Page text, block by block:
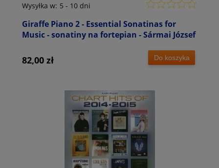
Giraffe Piano 2 - Essential Sonatinas for
Music - sonatiny na fortepian - Sármai József
Wysyłka w: 5 - 10 dni
82,00 zł Do koszyka